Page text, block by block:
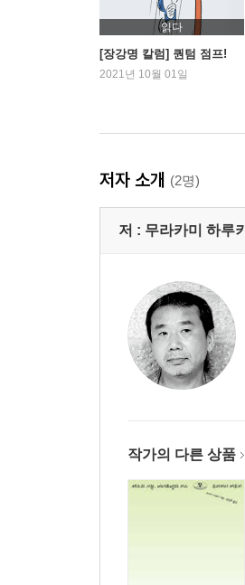
읽다
[장강명 칼럼] 퀀텀 점프!
2021년 10월 01일
저자 소개 (2명)
저 : 무라카미 하루키
작가의 다른 상품